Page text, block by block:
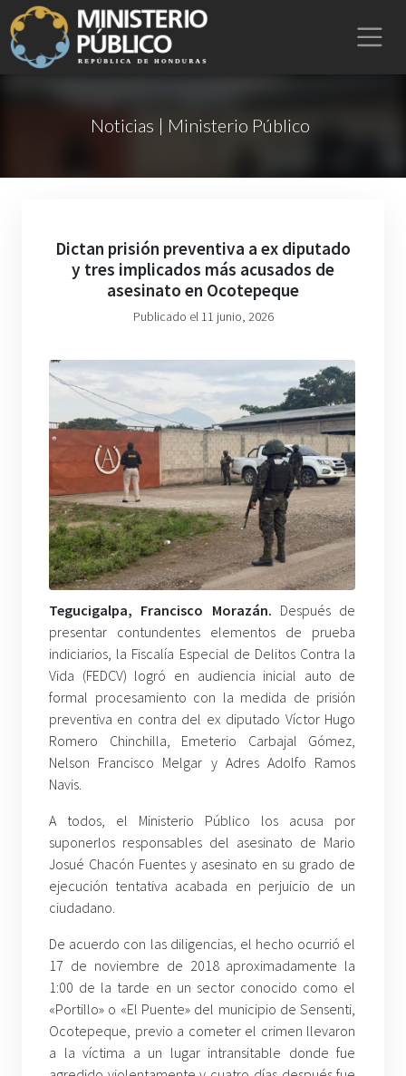
Noticias | Ministerio Público
Dictan prisión preventiva a ex diputado
y tres implicados más acusados de
asesinato en Ocotepeque
Publicado el 11 junio, 2026
Tegucigalpa, Francisco Morazán. Después de
presentar contundentes elementos de prueba
indiciarios, la Fiscalía Especial de Delitos Contra la
Vida (FEDCV) logró en audiencia inicial auto de
formal procesamiento con la medida de prisión
preventiva en contra del ex diputado Víctor Hugo
Romero Chinchilla, Emeterio Carbajal Gómez,
Nelson Francisco Melgar y Adres Adolfo Ramos
Navis.
A todos, el Ministerio Público los acusa por
suponerlos responsables del asesinato de Mario
Josué Chacón Fuentes y asesinato en su grado de
ejecución tentativa acabada en perjuicio de un
ciudadano.
De acuerdo con las diligencias, el hecho ocurrió el
17 de noviembre de 2018 aproximadamente la
1:00 de la tarde en un sector conocido como el
«Portillo» o «El Puente» del municipio de Sensenti,
Ocotepeque, previo a cometer el crimen llevaron
a la víctima a un lugar intransitable donde fue